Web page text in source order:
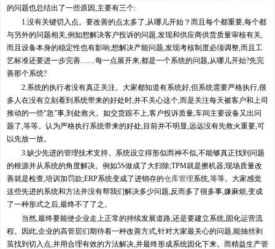
的问题也总结出了一些原因,主要有三个:
1.没有关键切入点。要改善的点太多了,从哪儿开始？而且每个都重要,每个都
与另外的问题相关,例如想解决客户投诉的问题,发现和供应商供货质量审核有关,
而且设备本身的稳定性也有影响;想解决产能问题,发现考核制度必须调整,而且工
艺标准还要进一步完善……每一点展开来,都是一个系统的问题,从哪儿开始?先完
善那个系统?
2.系统的执行者没有真正关注。大家都知道有系统好,但系统需要严格执行,很
多人在没有立刻看到系统带来的好处时,并不关心这个,而是关注每天被客户和上司
推动的一些"急"事,到处救火。如交货跟不上,客户投诉质量,车间主要设备又出问
题了,等等。认为严格执行系统带来的好处,目前并不明显,远远没有先救火重要,可
以先放一放。
3.缺少先进的管理技术支持。系统设立得形似而神不似,不能够真正找到问题
的根源并从系统的角度解决。例如5S做成了大扫除;TPM就是擦机器;现场质量改
善就是检查,培训加罚款;ERP系统变成了进销存的仓库管理系统,等等。大家感觉
这些先进的系统和方法并没有帮我们解决多少问题,反而多了很多事,嫌麻烦,变成
了一种形式之后,最终不了了之。
当然,最终要能使企业走上正常的持续发展道路,还是要建立系统,固化运营流
程。因此,企业的高管层们期待着一种改善方式,针对大家最关心的问题,能抽丝剥
茧找到切入点,并用合理有效的方法解决,并最终形成系统固化下来。而精益生产管